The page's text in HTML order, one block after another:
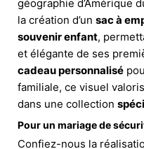
géographie d’Amérique
la création d’un sac à
souvenir enfant,
et élégante de ses
cadeau personnalisé
familiale, ce visuel
dans une collection
Pour un mariage de
Confiez-nous la